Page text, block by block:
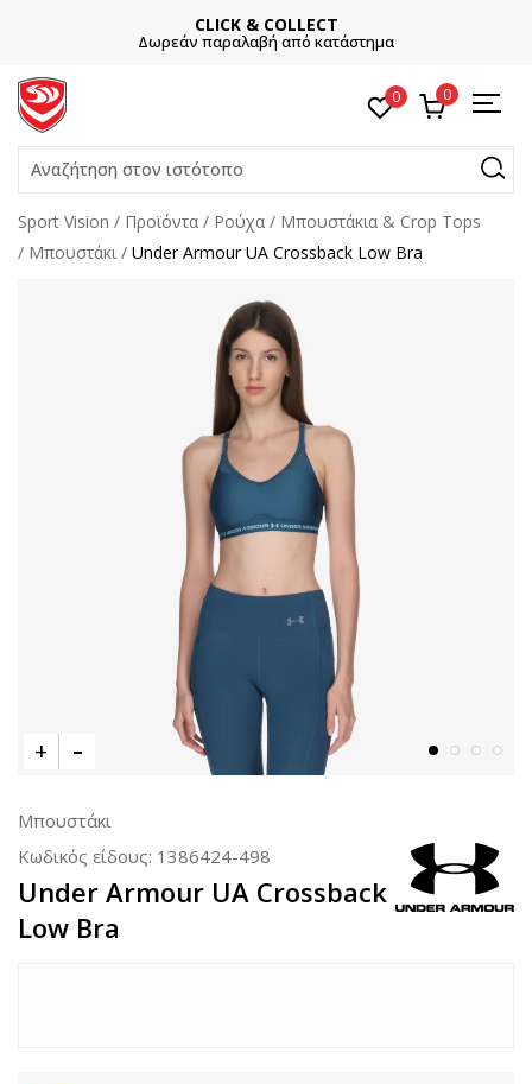
CLICK & COLLECT
Δωρεάν παραλαβή από κατάστημα
0 0
Αναζήτηση στον ιστότοπο
Sport Vision Προϊόντα Ρούχα
Μπουστάκια & Crop Tops
Μπουστάκι
Under Armour UA Crossback Low Bra
Μπουστάκι
Κωδικός είδους: 1386424-498
Under Armour UA Crossback
Low Bra